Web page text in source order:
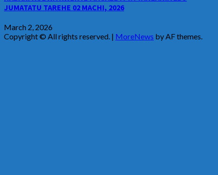
JUMATATU TAREHE 02 MACHI, 2026
March 2, 2026
Copyright © All rights reserved. | MoreNews by AF themes.